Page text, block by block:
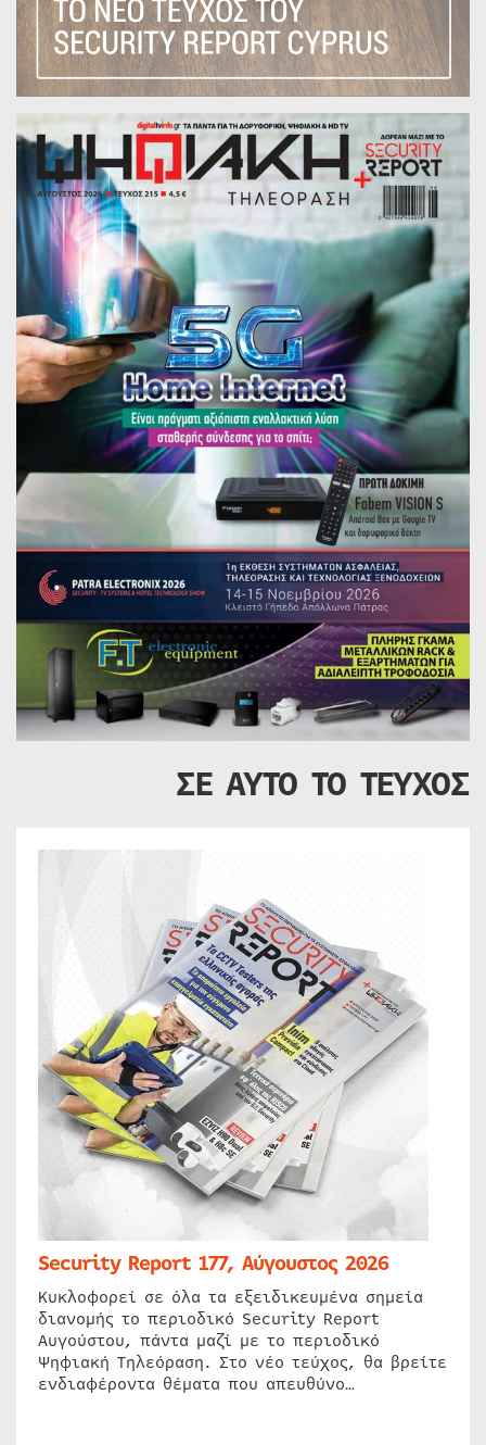
ΣΕ ΑΥΤΟ ΤΟ ΤΕΥΧΟΣ
Security Report 177, Αύγουστος 2026
Κυκλοφορεί σε όλα τα εξειδικευμένα σημεία
διανομής το περιοδικό Security Report
Αυγούστου, πάντα μαζί με το περιοδικό
Ψηφιακή Τηλεόραση. Στο νέο τεύχος, θα βρείτε
ενδιαφέροντα θέματα που απευθύνο…